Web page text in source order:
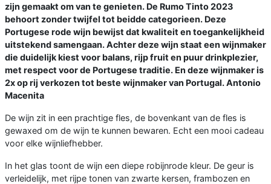
zijn gemaakt om van te genieten. De Rumo Tinto 2023
behoort zonder twijfel tot beidde categorieen. Deze
Portugese rode wijn bewijst dat kwaliteit en toegankelijkheid
uitstekend samengaan. Achter deze wijn staat een wijnmaker
die duidelijk kiest voor balans, rijp fruit en puur drinkplezier,
met respect voor de Portugese traditie. En deze wijnmaker is
2x op rij verkozen tot beste wijnmaker van Portugal. Antonio
Macenita
De wijn zit in een prachtige fles, de bovenkant van de fles is
gewaxed om de wijn te kunnen bewaren. Echt een mooi cadeau
voor elke wijnliefhebber.
In het glas toont de wijn een diepe robijnrode kleur. De geur is
verleidelijk, met rijpe tonen van zwarte kersen, frambozen en